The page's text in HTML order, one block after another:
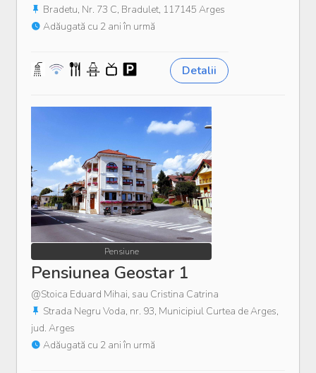
Bradetu, Nr. 73 C, Bradulet, 117145 Arges
Adăugată cu 2 ani în urmă
Detalii
Pensiune
Pensiunea Geostar 1
@Stoica Eduard Mihai, sau Cristina Catrina
Strada Negru Voda, nr. 93, Municipiul Curtea de Arges,
jud. Arges
Adăugată cu 2 ani în urmă